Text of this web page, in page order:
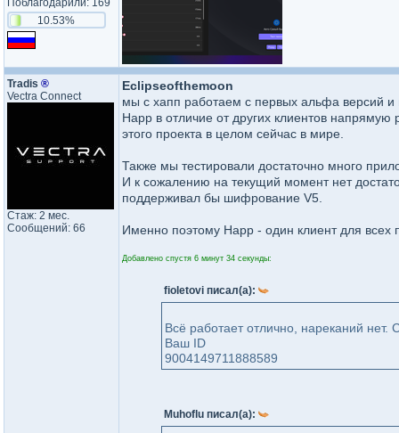
Поблагодарили: 169
10.53%
Tradis ®
Vectra Connect
Стаж: 2 мес.
Сообщений: 66
Eclipseofthemoon
мы с хапп работаем с первых альфа версий и
Happ в отличие от других клиентов
этого проекта в целом сейчас в мире.
Также мы тестировали достаточно много
И к сожалению на текущий момент нет
поддерживал бы шифрование V5.
Именно поэтому Happ - один клиент для всех
Добавлено спустя 6 минут 34 секунды:
fioletovi писал(а):
Всё работает отлично, нареканий
Ваш ID
9004149711888589
Muhoflu писал(а):